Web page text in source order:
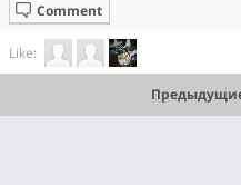
Comment
Like: